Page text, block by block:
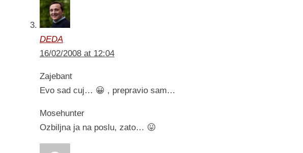
DEDA
16/02/2008 at 12:04
Zajebant
Evo sad cuj… 😀 , prepravio sam…
Mosehunter
Ozbiljna ja na poslu, zato… 😛